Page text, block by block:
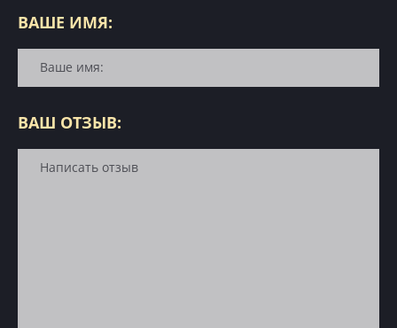
ВАШЕ ИМЯ:
ВАШ ОТЗЫВ: